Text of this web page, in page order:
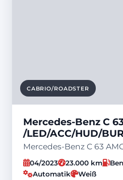
CABRIO/ROADSTER
Mercedes-Benz C
/LED/ACC/HUD/
Mercedes-Benz C 63
04/2023 23.000 km
Automatik
Weiß